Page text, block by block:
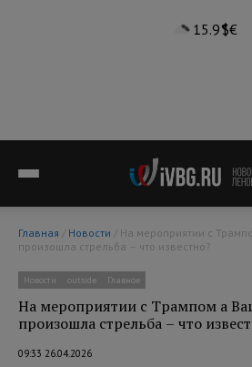
15.9°$€
Главная / Новости
произошла стрельба – что известно?
Новости outside Главное
На мероприятии с Трампом а
произошла стрельба – что
09:33 26.04.2026